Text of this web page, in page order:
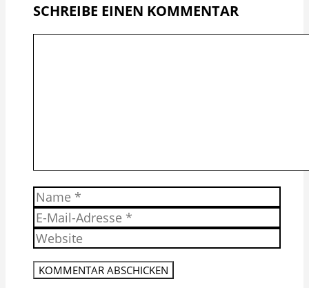
SCHREIBE EINEN KOMMENTAR
Name
E-
Mail-
Adresse
Website